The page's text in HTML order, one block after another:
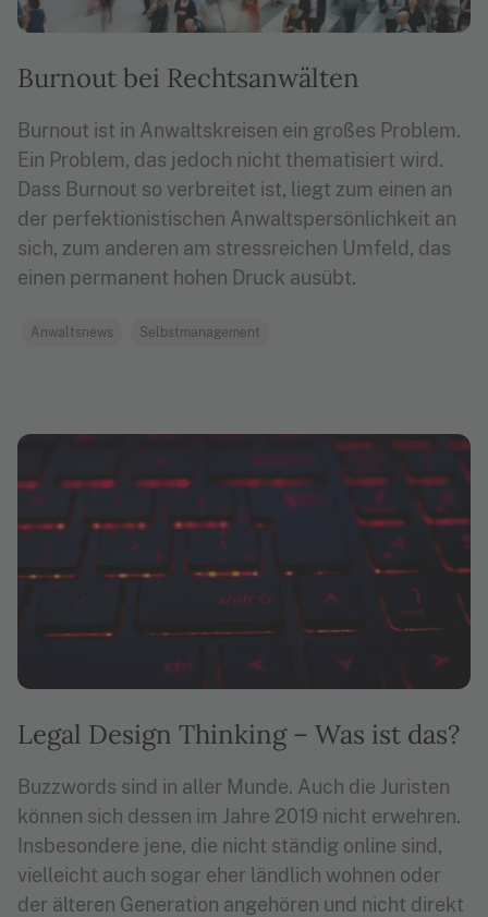
Burnout bei Rechtsanwälten
Burnout ist in Anwaltskreisen ein großes Problem.
Ein Problem, das jedoch nicht thematisiert wird.
Dass Burnout so verbreitet ist, liegt zum einen an
der perfektionistischen Anwaltspersönlichkeit an
sich, zum anderen am stressreichen Umfeld, das
einen permanent hohen Druck ausübt.
Anwaltsnews Selbstmanagement
Legal Design Thinking – Was ist das?
Buzzwords sind in aller Munde. Auch die Juristen
können sich dessen im Jahre 2019 nicht erwehren.
Insbesondere jene, die nicht ständig online sind,
vielleicht auch sogar eher ländlich wohnen oder
der älteren Generation angehören und nicht direkt